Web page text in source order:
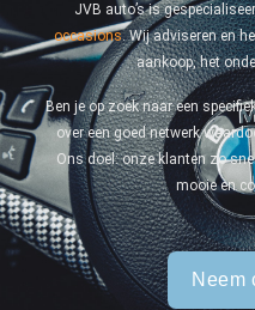
JVB auto’s is
occasions. Wij adviseren en
aankoop, het
Ben je op zoek naar een
over een goed netwerk
Ons doel: onze klanten zo
mooie en
Neem